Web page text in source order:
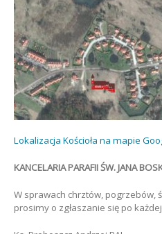
Lokalizacja Kościoła na mapie
KANCELARIA PARAFII ŚW. JANA
W sprawach chrztów, pogrzebów,
prosimy o zgłaszanie się po